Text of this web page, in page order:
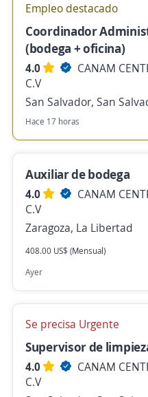
Empleo destacado
Coordinador
(bodega + oficina)
4.0
CANAM
C.V
San Salvador, San
Hace 17 horas
Auxiliar de bodega
4.0
CANAM
C.V
Zaragoza, La Libertad
408.00 US$ (Mensual)
Ayer
Se precisa Urgente
Supervisor de
4.0
CANAM
C.V